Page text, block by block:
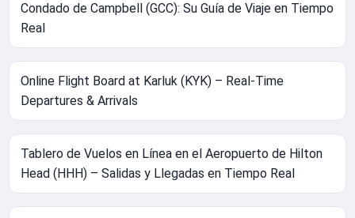
Condado de Campbell (GCC): Su Guía de Viaje en Tiempo
Real
Online Flight Board at Karluk (KYK) – Real-Time
Departures & Arrivals
Tablero de Vuelos en Línea en el Aeropuerto de Hilton
Head (HHH) – Salidas y Llegadas en Tiempo Real